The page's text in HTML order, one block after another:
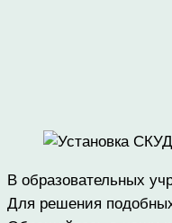
В образовательных
Для решения